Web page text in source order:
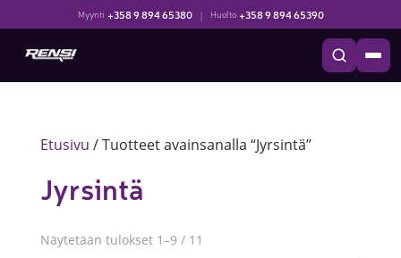
Myynti +358 9 894 65380 | Huolto +358 9 894 65390
Etusivu / Tuotteet avainsanalla “Jyrsintä”
Jyrsintä
Näytetään tulokset 1–9 / 11